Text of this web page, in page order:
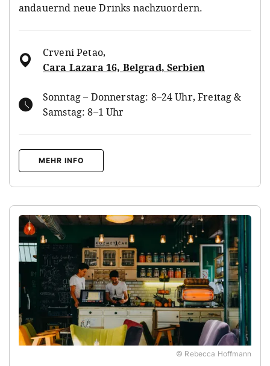
andauernd neue Drinks nachzuordern.
Crveni Petao,
Cara Lazara 16, Belgrad, Serbien
Sonntag – Donnerstag: 8–24 Uhr, Freitag &
Samstag: 8–1 Uhr
MEHR INFO
© Rebecca Hoffmann